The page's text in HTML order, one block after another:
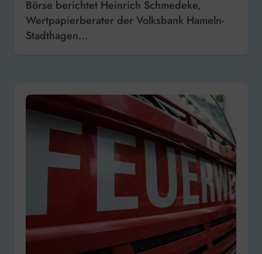
Börse berichtet Heinrich Schmedeke,
Wertpapierberater der Volksbank Hameln-
Stadthagen…